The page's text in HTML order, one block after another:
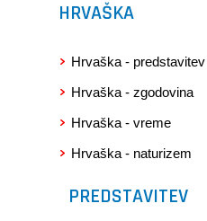
HRVAŠKA
Hrvaška - predstavitev
Hrvaška - zgodovina
Hrvaška - vreme
Hrvaška - naturizem
PREDSTAVITEV